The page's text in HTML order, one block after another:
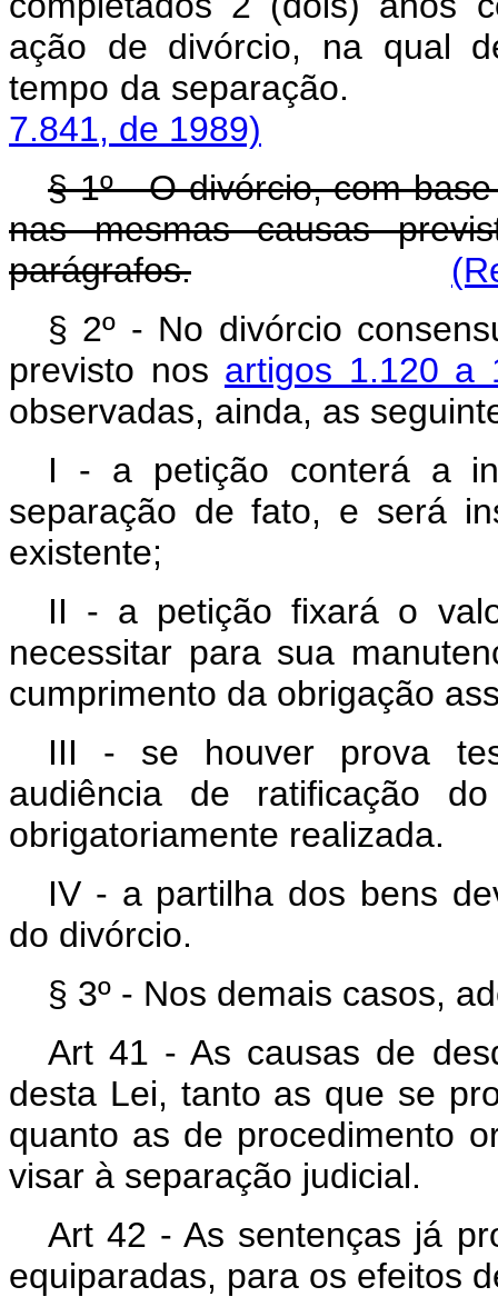
ação de divórcio, na qual
tempo da
7.841, de 1989)
§ 1º - O divórcio, com
nas mesmas causas
parágrafos.
§ 2º - No divórcio
previsto nos artigos 1.120 a
observadas, ainda, as
I - a petição conterá a
separação de fato, e será
existente;
II - a petição fixará o
necessitar para sua
cumprimento da obrigação
III - se houver prova
audiência de ratificação
obrigatoriamente realizada.
IV - a partilha dos bens
do divórcio.
§ 3º - Nos demais casos,
Art 41 - As causas de
desta Lei, tanto as que se
quanto as de procedimento
visar à separação judicial.
Art 42 - As sentenças já
equiparadas, para os efeitos